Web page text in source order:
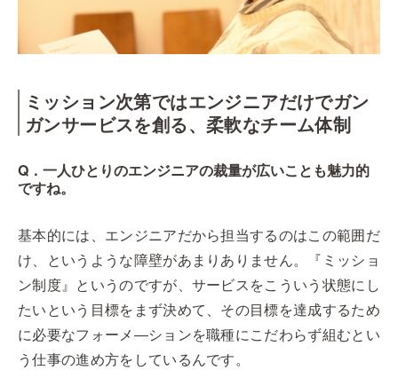
ミッション次第ではエンジニアだけでガン
ガンサービスを創る、柔軟なチーム体制
Q．一人ひとりのエンジニアの裁量が広いことも魅力的
ですね。
基本的には、エンジニアだから担当するのはこの範囲だ
け、というような障壁があまりありません。『ミッショ
ン制度』というのですが、サービスをこういう状態にし
たいという目標をまず決めて、その目標を達成するため
に必要なフォーメ―ションを職種にこだわらず組むとい
う仕事の進め方をしているんです。